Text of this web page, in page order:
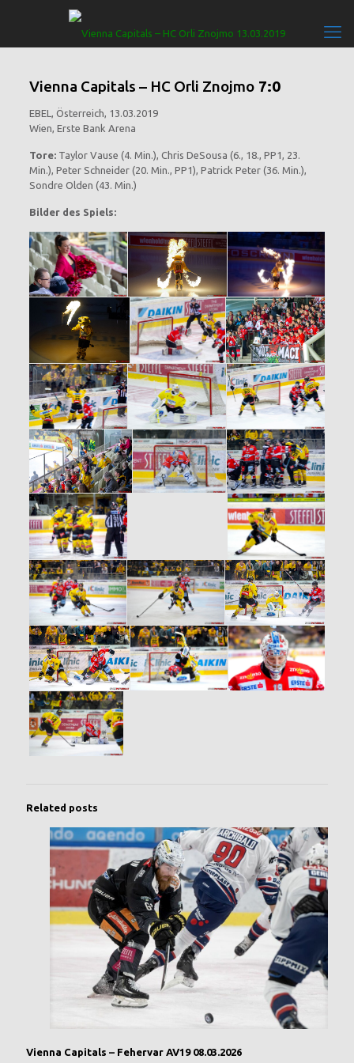
Vienna Capitals – HC Orli Znojmo7:0
EBEL, Österreich, 13.03.2019
Wien, Erste Bank Arena
Tore: Taylor Vause (4. Min.), Chris DeSousa (6., 18., PP1, 23.
Min.), Peter Schneider (20. Min., PP1), Patrick Peter (36. Min.),
Sondre Olden (43. Min.)
Bilder des Spiels:
Related posts
Vienna Capitals – Fehervar AV19 08.03.2026